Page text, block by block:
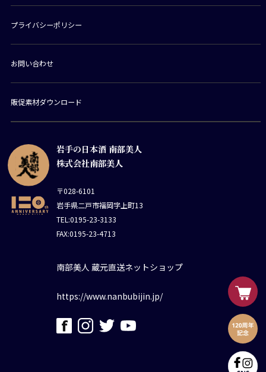
岩手の日本酒 南部美人
株式会社南部美人
〒028-6101
岩手県二戸市福岡字上町13
TEL:0195-23-3133
FAX:0195-23-4713
南部美人 蔵元直送ネットショップ
https://www.nanbubijin.jp/
プライバシーポリシー
お問い合わせ
販促素材ダウンロード